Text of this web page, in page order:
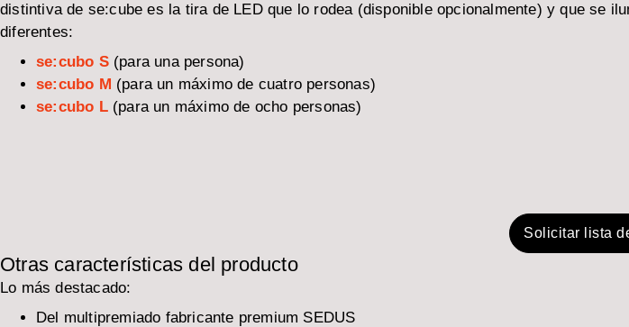
distintiva de se:cube es la tira de LED que lo rodea (disponible opcionalmente) y que se
diferentes:
se:cubo S(para una persona)
se:cubo M (para un máximo de cuatro personas)
se:cubo L(para un máximo de ocho personas)
Solicitar lista
Otras características del producto
Lo más destacado:
Del multipremiado fabricante premium SEDUS